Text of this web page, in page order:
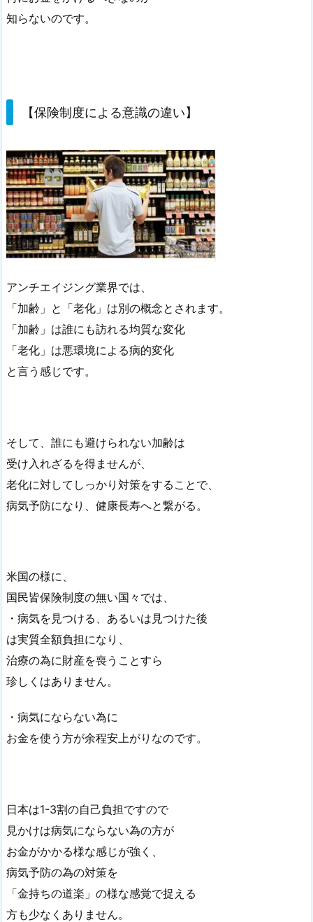
知らないのです。
【保険制度による意識の違い】
アンチエイジング業界では、
「加齢」と「老化」は別の概念とされます。
「加齢」は誰にも訪れる均質な変化
「老化」は悪環境による病的変化
と言う感じです。
そして、誰にも避けられない加齢は
受け入れざるを得ませんが、
老化に対してしっかり対策をすることで、
病気予防になり、健康長寿へと繋がる。
米国の様に、
国民皆保険制度の無い国々では、
・病気を見つける、あるいは見つけた後
は実質全額負担になり、
治療の為に財産を喪うことすら
珍しくはありません。
・病気にならない為に
お金を使う方が余程安上がりなのです。
日本は1-3割の自己負担ですので
見かけは病気にならない為の方が
お金がかかる様な感じが強く、
病気予防の為の対策を
「金持ちの道楽」の様な感覚で捉える
方も少なくありません。